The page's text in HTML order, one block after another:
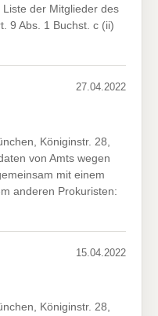
der Mitglieder des
9 Abs. 1 Buchst. c (ii)
27.04.2022
Königinstr. 28,
von Amts wegen
mit einem
anderen Prokuristen:
15.04.2022
Königinstr. 28,